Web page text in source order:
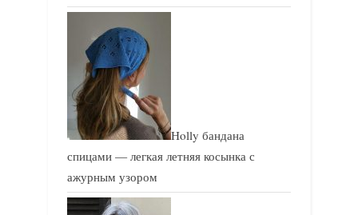
Holly бандана
спицами — легкая летняя косынка с
ажурным узором